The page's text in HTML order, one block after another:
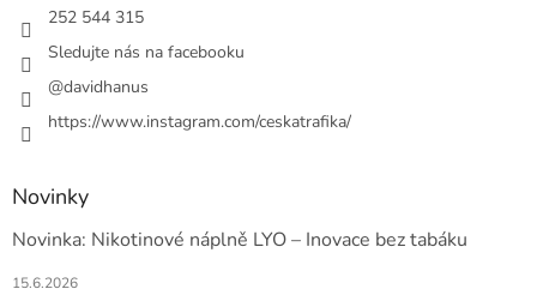
252 544 315
Sledujte nás na facebooku
@davidhanus
https://www.instagram.com/ceskatrafika/
Novinky
Novinka: Nikotinové náplně LYO – Inovace bez tabáku
15.6.2026